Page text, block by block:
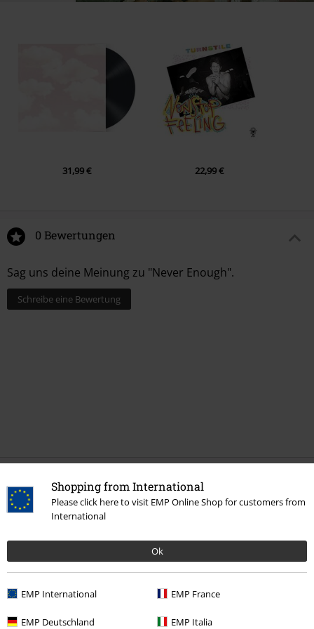
Shopping from International
Please click here to visit EMP Online Shop for customers from
International
Ok
EMP International EMP France
EMP Deutschland EMP Italia
31,99 € 22,99 €
0 Bewertungen
Sag uns deine Meinung zu "Never Enough".
Schreibe eine Bewertung
Mehr Kategorien. Mehr Möglichkeiten.
Band Merch Genre Core
Band Merch Top Bands Turnstile
Band Merch Medien